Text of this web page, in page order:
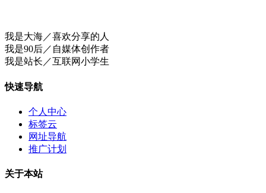
我是大海／喜欢分享的人
我是90后／自媒体创作者
我是站长／互联网小学生
快速导航
个人中心
标签云
网址导航
推广计划
关于本站